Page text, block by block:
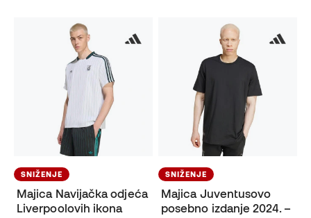
SNIŽENJE
Majica Navijačka odjeća
Liverpoolovih ikona
SNIŽENJE
Majica Juventusovo
posebno izdanje 2024. –